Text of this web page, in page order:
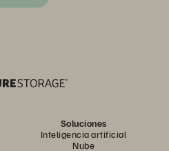
Soluciones
Inteligencia artificial
Nube